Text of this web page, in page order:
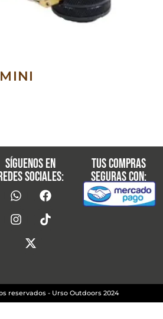
Síguenos en
sociales:
Tus compras
seguras con:
reservados - Urso Outdoors 2024